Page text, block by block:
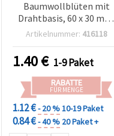
Baumwollblüten mit
Drahtbasis, 60 x 30 mm,
4er-Pack – Bastel-Deko
Artikelnummer: 416118
1.40€ 1-9 Paket
RABATTE
FÜR MENGE
1.12 €- 20 %10-19 Paket
0.84 €- 40 % 20 Paket +